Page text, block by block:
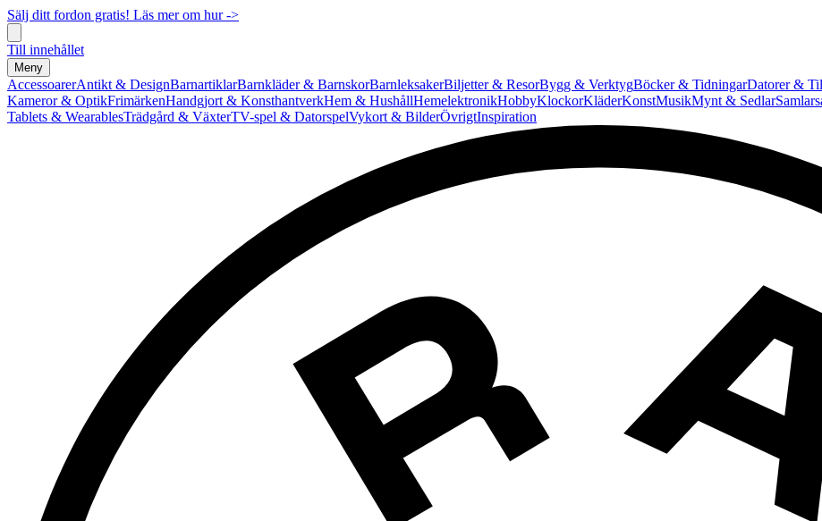
Sälj ditt fordon gratis! Läs mer om hur ->
Till innehållet
Meny
AccessoarerAntikt & DesignBarnartiklarBarnkläder & BarnskorBarnleksakerBiljetter & ResorBygg & VerktygBöcker & TidningarDatorer &
Kameror & OptikFrimärkenHandgjort & KonsthantverkHem & HushållHemelektronikHobbyKlockorKläderKonstMusikMynt & Sedlar
Tablets & WearablesTrädgård & VäxterTV-spel & DatorspelVykort & BilderÖvrigtInspiration